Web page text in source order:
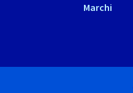
Marchi